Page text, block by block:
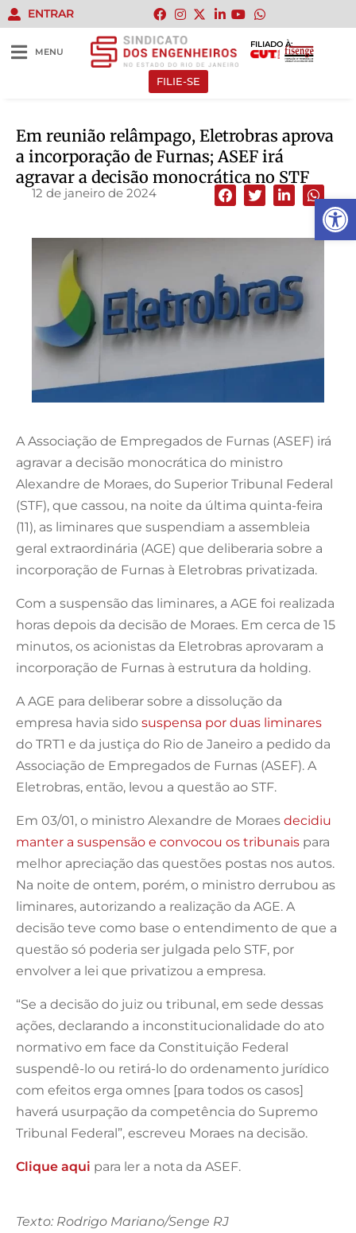
Abrir
ENTRAR
MENU
FILIADO À:
FILIE-SE
Em reunião relâmpago, Eletrobras aprova
a incorporação de Furnas; ASEF irá
agravar a decisão monocrática no STF
12 de janeiro de 2024
A Associação de Empregados de Furnas (ASEF) irá
agravar a decisão monocrática do ministro
Alexandre de Moraes, do Superior Tribunal Federal
(STF), que cassou, na noite da última quinta-feira
(11), as liminares que suspendiam a assembleia
geral extraordinária (AGE) que deliberaria sobre a
incorporação de Furnas à Eletrobras privatizada.
Com a suspensão das liminares, a AGE foi realizada
horas depois da decisão de Moraes. Em cerca de 15
minutos, os acionistas da Eletrobras aprovaram a
incorporação de Furnas à estrutura da holding.
A AGE para deliberar sobre a dissolução da
empresa havia sido suspensa por duas liminares
do TRT1 e da justiça do Rio de Janeiro a pedido da
Associação de Empregados de Furnas (ASEF). A
Eletrobras, então, levou a questão ao STF.
Em 03/01, o ministro Alexandre de Moraes decidiu
manter a suspensão e convocou os tribunais para
melhor apreciação das questões postas nos autos.
Na noite de ontem, porém, o ministro derrubou as
liminares, autorizando a realização da AGE. A
decisão teve como base o entendimento de que a
questão só poderia ser julgada pelo STF, por
envolver a lei que privatizou a empresa.
“Se a decisão do juiz ou tribunal, em sede dessas
ações, declarando a inconstitucionalidade do ato
normativo em face da Constituição Federal
suspendê-lo ou retirá-lo do ordenamento jurídico
com efeitos erga omnes [para todos os casos]
haverá usurpação da competência do Supremo
Tribunal Federal”, escreveu Moraes na decisão.
Clique aqui para ler a nota da ASEF.
Texto: Rodrigo Mariano/Senge RJ